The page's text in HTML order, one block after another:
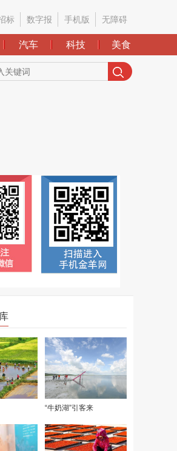
标 数字报 手机版 无障碍
汽车 科技 美食